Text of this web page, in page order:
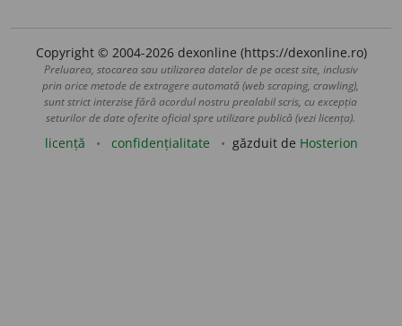
Copyright © 2004-2026 dexonline (https://dexonline.ro)
Preluarea, stocarea sau utilizarea datelor de pe acest site, inclusiv
prin orice metode de extragere automată (web scraping, crawling),
sunt strict interzise fără acordul nostru prealabil scris, cu excepția
seturilor de date oferite oficial spre utilizare publică (vezi licența).
licență confidențialitate găzduit de Hosterion